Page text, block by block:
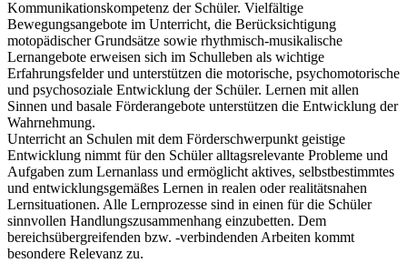
Kommunikationskompetenz der Schüler. Vielfältige
Bewegungsangebote im Unterricht, die Berücksichtigung
motopädischer Grundsätze sowie rhythmisch-musikalische
Lernangebote erweisen sich im Schulleben als wichtige
Erfahrungsfelder und unterstützen die motorische, psychomotorische
und psychosoziale Entwicklung der Schüler. Lernen mit allen
Sinnen und basale Förderangebote unterstützen die Entwicklung der
Wahrnehmung.
Unterricht an Schulen mit dem Förderschwerpunkt geistige
Entwicklung nimmt für den Schüler alltagsrelevante Probleme und
Aufgaben zum Lernanlass und ermöglicht aktives, selbstbestimmtes
und entwicklungsgemäßes Lernen in realen oder realitätsnahen
Lernsituationen. Alle Lernprozesse sind in einen für die Schüler
sinnvollen Handlungszusammenhang einzubetten. Dem
bereichsübergreifenden bzw. -verbindenden Arbeiten kommt
besondere Relevanz zu.